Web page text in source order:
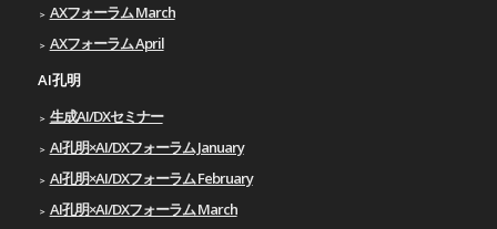
AXフォーラム March
AXフォーラム April
AI孔明
生成AI/DXセミナー
AI孔明×AI/DXフォーラム January
AI孔明×AI/DXフォーラム February
AI孔明×AI/DXフォーラム March